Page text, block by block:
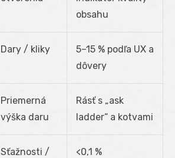
obsahu
Dary / kliky
5–15 % podľa UX a
dôvery
Priemerná
výška daru
Rásť s „ask
ladder“ a kotvami
Sťažnosti /
<0,1 %